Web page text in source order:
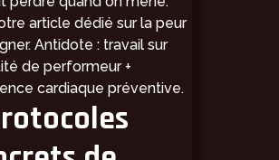
article dédié sur la peur
. Antidote : travail sur
de performeur +
cardiaque préventive.